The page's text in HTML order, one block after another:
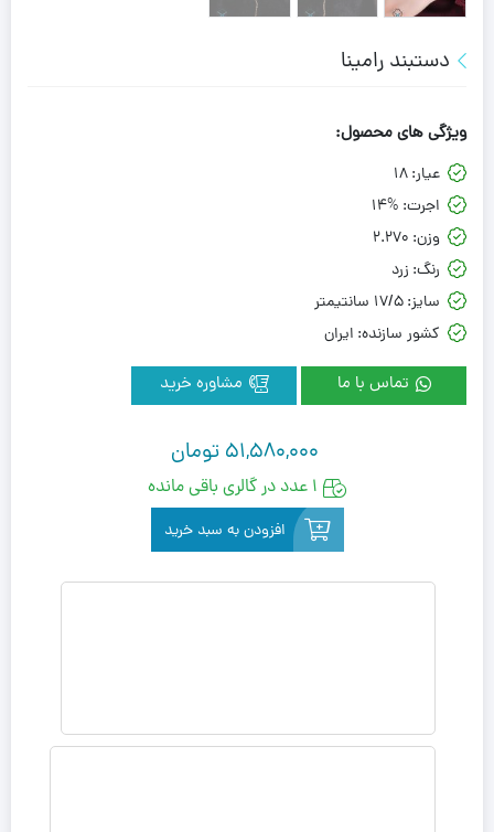
دستبند رامینا
ویژگی های محصول:
عیار:18
اجرت: 14%
وزن: 2.270
رنگ: زرد
سایز:17/5 سانتیمتر
کشور سازنده: ایران
تماس با ما
51,580,000 تومان
1 عدد در گالری باقی مانده
افزودن به سبد خرید